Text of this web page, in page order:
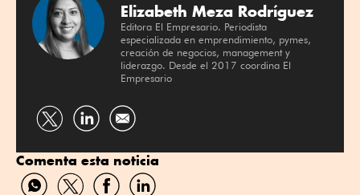
Elizabeth Meza Rodríguez
Editora El Empresario. Periodista
especializada en emprendimiento, pymes,
creación de negocios, management y
liderazgo. Desde el 2017 coordina El
Empresario
Compartir
Twitter
Compartir
Linkedin
Comenta esta noticia
CompartirCompartirCompartirCompartir